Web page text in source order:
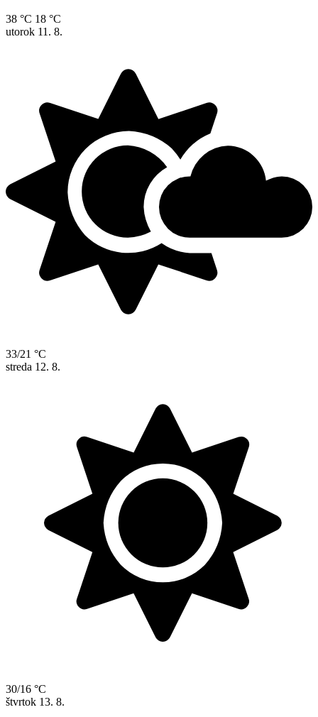
38 °C 18 °C
utorok 11. 8.
33/21 °C
streda 12. 8.
30/16 °C
štvrtok 13. 8.